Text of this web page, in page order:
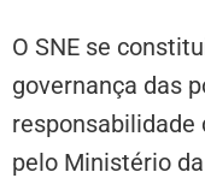
O SNE se
governança das
responsabilidade
pelo Ministério